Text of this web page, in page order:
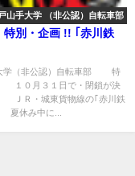
山手大学 （非公認）自転車部
特別・企画 !! ｢赤川鉄
学（非公認）自転車部 特
０月３１日で・閉鎖が決
ＪＲ・城東貨物線の｢赤川鉄
休み中に...